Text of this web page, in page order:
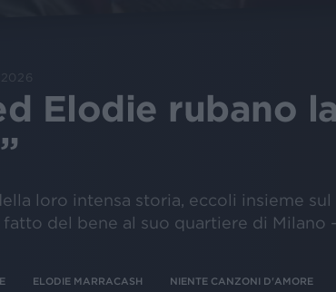
Elodie rubano
loro intensa storia, eccoli insieme
del bene al suo quartiere di Milano
ELODIE MARRACASH NIENTE CANZONI D'AMORE